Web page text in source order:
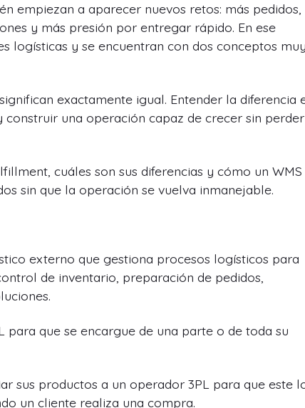
empiezan a aparecer nuevos retos: más pedidos,
y más presión por entregar rápido. En ese
logísticas y se encuentran con dos conceptos
exactamente igual. Entender la diferencia
una operación capaz de crecer sin perder
cuáles son sus diferencias y cómo un WMS
sin que la operación se vuelva inmanejable.
externo que gestiona procesos logísticos para
de inventario, preparación de pedidos,
para que se encargue de una parte o de toda su
sus productos a un operador 3PL para que este
un cliente realiza una compra.